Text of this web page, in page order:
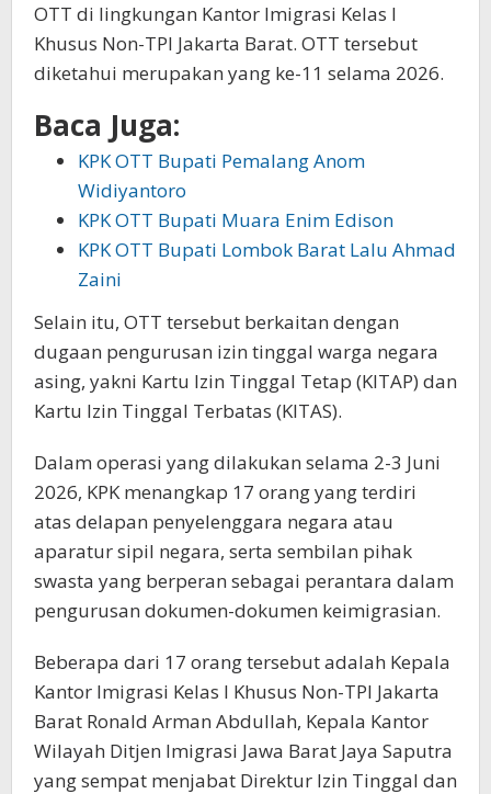
OTT di lingkungan Kantor Imigrasi Kelas I
Khusus Non-TPI Jakarta Barat. OTT tersebut
diketahui merupakan yang ke-11 selama 2026.
Baca Juga:
KPK OTT Bupati Pemalang Anom
Widiyantoro
KPK OTT Bupati Muara Enim Edison
KPK OTT Bupati Lombok Barat Lalu Ahmad
Zaini
Selain itu, OTT tersebut berkaitan dengan
dugaan pengurusan izin tinggal warga negara
asing, yakni Kartu Izin Tinggal Tetap (KITAP) dan
Kartu Izin Tinggal Terbatas (KITAS).
Dalam operasi yang dilakukan selama 2-3 Juni
2026, KPK menangkap 17 orang yang terdiri
atas delapan penyelenggara negara atau
aparatur sipil negara, serta sembilan pihak
swasta yang berperan sebagai perantara dalam
pengurusan dokumen-dokumen keimigrasian.
Beberapa dari 17 orang tersebut adalah Kepala
Kantor Imigrasi Kelas I Khusus Non-TPI Jakarta
Barat Ronald Arman Abdullah, Kepala Kantor
Wilayah Ditjen Imigrasi Jawa Barat Jaya Saputra
yang sempat menjabat Direktur Izin Tinggal dan